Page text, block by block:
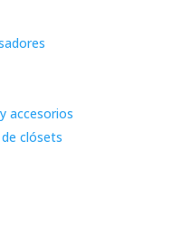
accesorios
clósets